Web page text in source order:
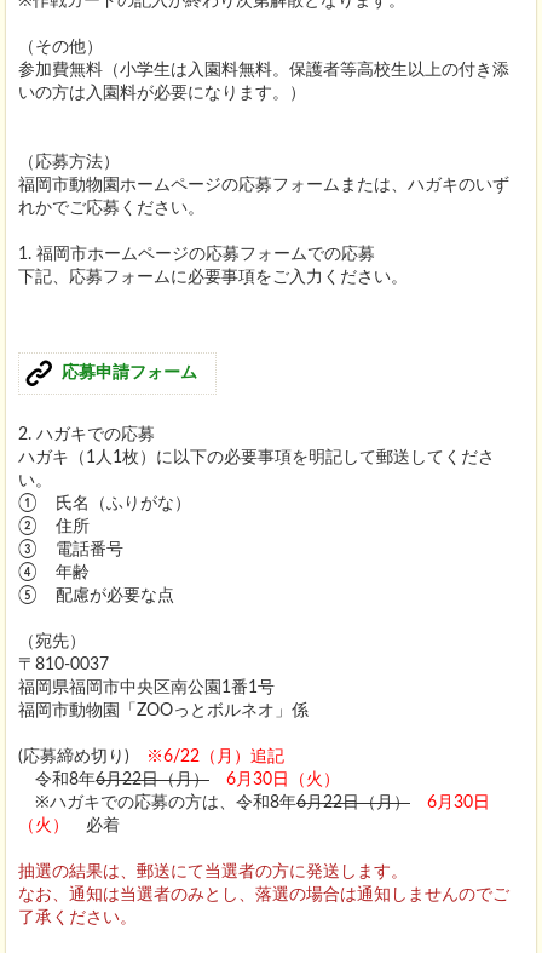
（その他）
参加費無料（小学生は入園料無料。保護者等高校生以上の付き添
いの方は入園料が必要になります。）
（応募方法）
福岡市動物園ホームページの応募フォームまたは、ハガキのいず
れかでご応募ください。
1. 福岡市ホームページの応募フォームでの応募
下記、応募フォームに必要事項をご入力ください。
応募申請フォーム
2. ハガキでの応募
ハガキ（1人1枚）に以下の必要事項を明記して郵送してくださ
い。
① 氏名（ふりがな）
② 住所
③ 電話番号
④ 年齢
⑤ 配慮が必要な点
（宛先）
〒810-0037
福岡県福岡市中央区南公園1番1号
福岡市動物園「ZOOっとボルネオ」係
(応募締め切り)
※6/22（月）追記
令和8年6月22日（月）
6月30日（火）
※ハガキでの応募の方は、令和8年6月22日（月）
6月30日
（火）
必着
抽選の結果は、郵送にて当選者の方に発送します。
なお、通知は当選者のみとし、落選の場合は通知しませんのでご
了承ください。